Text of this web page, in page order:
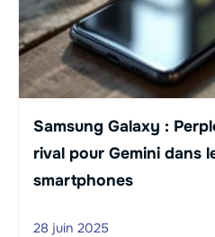
Samsung Galaxy :
rival pour Gemini dans
smartphones
28 juin 2025